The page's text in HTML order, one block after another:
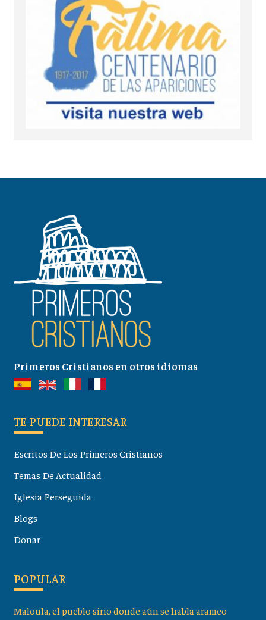
Primeros Cristianos en otros idiomas
TE PUEDE INTERESAR
Escritos De Los Primeros Cristianos
Temas De Actualidad
Iglesia Perseguida
Blogs
Donar
POPULAR
Maloula, el pueblo sirio donde aún se habla arameo